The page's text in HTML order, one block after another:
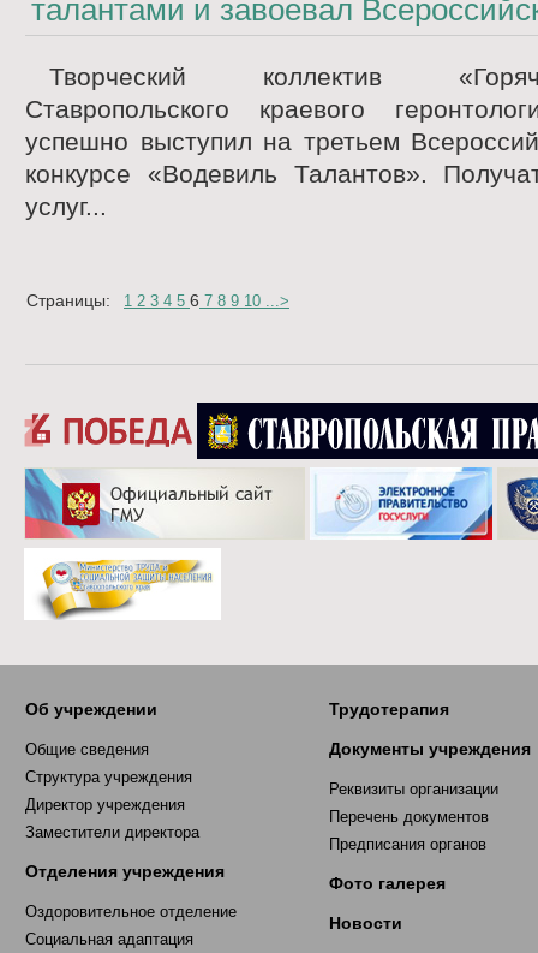
талантами и завоевал
Творческий коллектив
Ставропольского краевого
успешно выступил на третьем
конкурсе «Водевиль Талантов».
услуг...
Страницы: 1 2 3 4 5 6 7 8 9 10 ...>
Об учреждении
Общие сведения
Структура учреждения
Директор учреждения
Заместители директора
Отделения учреждения
Оздоровительное отделение
Социальная адаптация
Трудотерапия
Документы учреждения
Реквизиты организации
Перечень документов
Предписания органов
Фото галерея
Новости